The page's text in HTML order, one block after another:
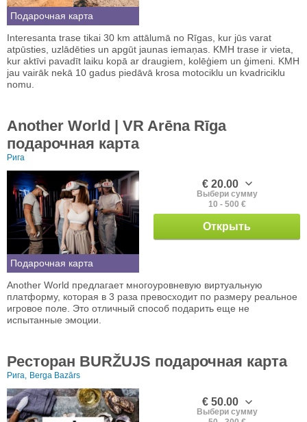
Подарочная карта
Interesanta trase tikai 30 km attālumā no Rīgas, kur jūs varat
atpūsties, uzlādēties un apgūt jaunas iemaņas. KMH trase ir vieta,
kur aktīvi pavadīt laiku kopā ar draugiem, kolēģiem un ģimeni. KMH
jau vairāk nekā 10 gadus piedāvā krosa motociklu un kvadriciklu
nomu.
Another World | VR Arēna Rīga
подарочная карта
Рига
Подарочная карта
€ 20.00
Выбери сумму
10 - 500 €
Открыть
Another World предлагает многоуровневую виртуальную
платформу, которая в 3 раза превосходит по размеру реальное
игровое поле. Это отличный способ подарить еще не
испытанные эмоции.
Ресторан BURŽUJS подарочная карта
Рига, Berga Bazārs
€ 50.00
Выбери сумму